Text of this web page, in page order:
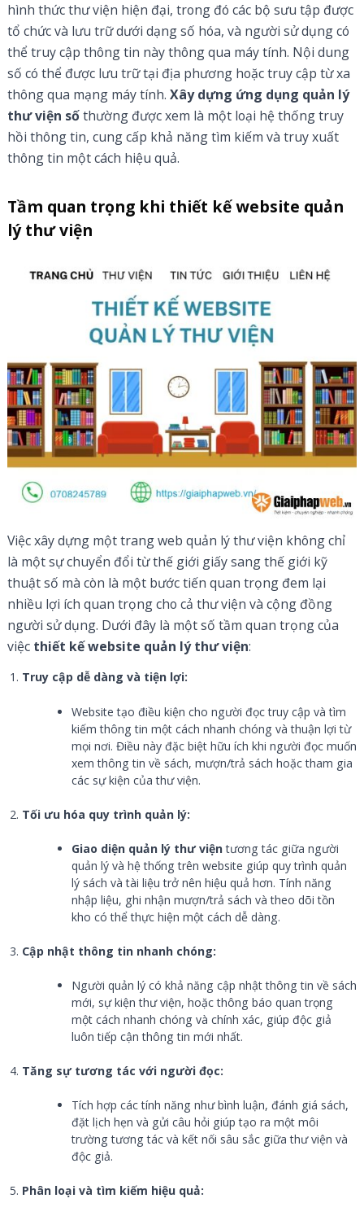
hình thức thư viện hiện đại, trong đó các bộ sưu tập được
tổ chức và lưu trữ dưới dạng số hóa, và người sử dụng có
thể truy cập thông tin này thông qua máy tính. Nội dung
số có thể được lưu trữ tại địa phương hoặc truy cập từ xa
thông qua mạng máy tính. Xây dựng ứng dụng quản lý
thư viện sốthường được xem là một loại hệ thống truy
hồi thông tin, cung cấp khả năng tìm kiếm và truy xuất
thông tin một cách hiệu quả.
Tầm quan trọng khi thiết kế website quản
lý thư viện
Việc xây dựng một trang web quản lý thư viện không chỉ
là một sự chuyển đổi từ thế giới giấy sang thế giới kỹ
thuật số mà còn là một bước tiến quan trọng đem lại
nhiều lợi ích quan trọng cho cả thư viện và cộng đồng
người sử dụng. Dưới đây là một số tầm quan trọng của
việc thiết kế website quản lý thư viện:
Truy cập dễ dàng và tiện lợi:
Website tạo điều kiện cho người đọc truy cập và tìm
kiếm thông tin một cách nhanh chóng và thuận lợi từ
mọi nơi. Điều này đặc biệt hữu ích khi người đọc muốn
xem thông tin về sách, mượn/trả sách hoặc tham gia
các sự kiện của thư viện.
Tối ưu hóa quy trình quản lý:
Giao diện quản lý thư việntương tác giữa người
quản lý và hệ thống trên website giúp quy trình quản
lý sách và tài liệu trở nên hiệu quả hơn. Tính năng
nhập liệu, ghi nhận mượn/trả sách và theo dõi tồn
kho có thể thực hiện một cách dễ dàng.
Cập nhật thông tin nhanh chóng:
Người quản lý có khả năng cập nhật thông tin về sách
mới, sự kiện thư viện, hoặc thông báo quan trọng
một cách nhanh chóng và chính xác, giúp độc giả
luôn tiếp cận thông tin mới nhất.
Tăng sự tương tác với người đọc:
Tích hợp các tính năng như bình luận, đánh giá sách,
đặt lịch hẹn và gửi câu hỏi giúp tạo ra một môi
trường tương tác và kết nối sâu sắc giữa thư viện và
độc giả.
Phân loại và tìm kiếm hiệu quả: